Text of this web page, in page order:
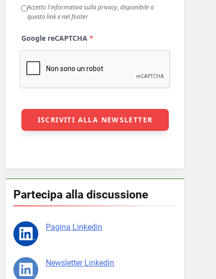
Partecipa alla discussione
Pagina Linkedin
Newsletter Linkedin